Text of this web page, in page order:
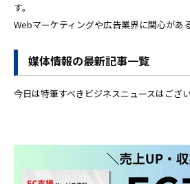
す。
Webマーケティングや広告業界に関心があ
媒体情報の最新記事一覧
今日は特筆すべきビジネスニュースはござ